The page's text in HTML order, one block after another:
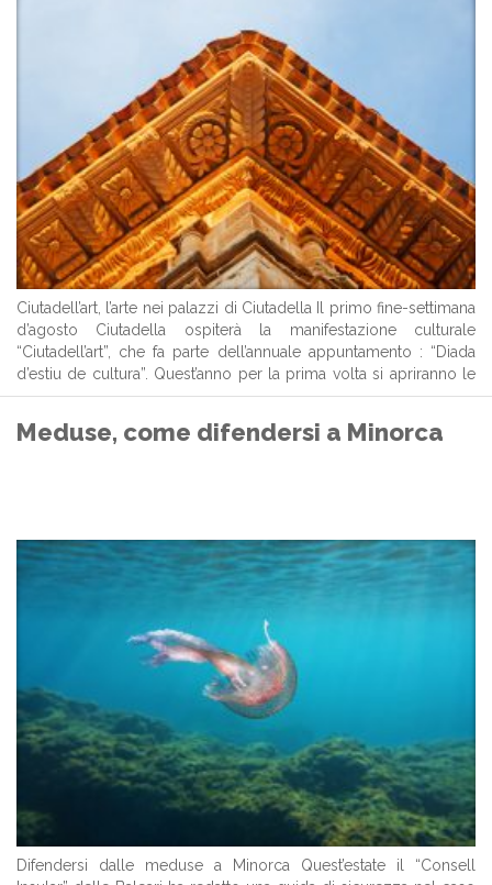
Ciutadell’art, l’arte nei palazzi di Ciutadella Il primo fine-settimana
d’agosto Ciutadella ospiterà la manifestazione culturale
“Ciutadell’art”, che fa parte dell’annuale appuntamento : “Diada
d’estiu de cultura”. Quest’anno per la prima volta si apriranno le
porte di alcuni palazzi signorili del centro storico e case private
Meduse, come difendersi a Minorca
Difendersi dalle meduse a Minorca Quest’estate il “Consell